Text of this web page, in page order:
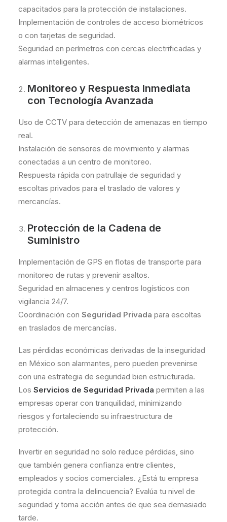
capacitados para la protección de instalaciones.
Implementación de controles de acceso biométricos
o con tarjetas de seguridad.
Seguridad en perímetros con cercas electrificadas y
alarmas inteligentes.
Monitoreo y Respuesta Inmediata
con Tecnología Avanzada
Uso de CCTV para detección de amenazas en tiempo
real.
Instalación de sensores de movimiento y alarmas
conectadas a un centro de monitoreo.
Respuesta rápida con patrullaje de seguridad y
escoltas privados para el traslado de valores y
mercancías.
Protección de la Cadena de
Suministro
Implementación de GPS en flotas de transporte para
monitoreo de rutas y prevenir asaltos.
Seguridad en almacenes y centros logísticos con
vigilancia 24/7.
Coordinación con Seguridad Privada para escoltas
en traslados de mercancías.
Las pérdidas económicas derivadas de la inseguridad
en México son alarmantes, pero pueden prevenirse
con una estrategia de seguridad bien estructurada.
Los Servicios de Seguridad Privada permiten a las
empresas operar con tranquilidad, minimizando
riesgos y fortaleciendo su infraestructura de
protección.
Invertir en seguridad no solo reduce pérdidas, sino
que también genera confianza entre clientes,
empleados y socios comerciales. ¿Está tu empresa
protegida contra la delincuencia? Evalúa tu nivel de
seguridad y toma acción antes de que sea demasiado
tarde.